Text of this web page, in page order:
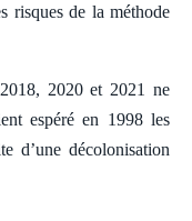
risques de la méthode
2020 et 2021 ne
espéré en 1998 les
d’une décolonisation